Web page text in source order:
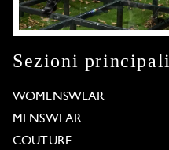
Sezioni principali
WOMENSWEAR
MENSWEAR
COUTURE